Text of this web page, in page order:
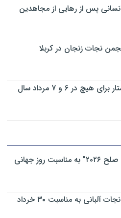
پس از رهایی از مجاهدین
نجات زنجان در کربلا
مجاهدین و کشتار برای هیچ در 6 و 7 مرداد سال
نشست “هیئت صلح ۲۰۲۶” به مناسبت روز جهانی
به مناسبت ۳۰ خرداد